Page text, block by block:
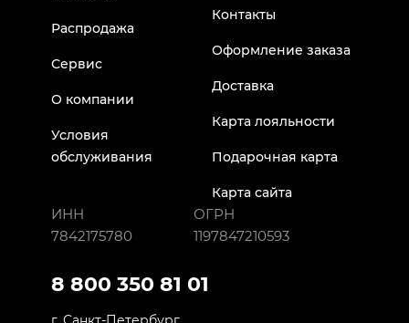
Распродажа
Сервис
О компании
Условия
обслуживания
Контакты
Оформление заказа
Доставка
Карта лояльности
Подарочная карта
Карта сайта
ИНН
7842175780
ОГРН
1197847210593
8 800 350 81 01